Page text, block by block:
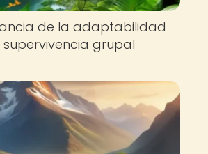
de la adaptabilidad
supervivencia grupal